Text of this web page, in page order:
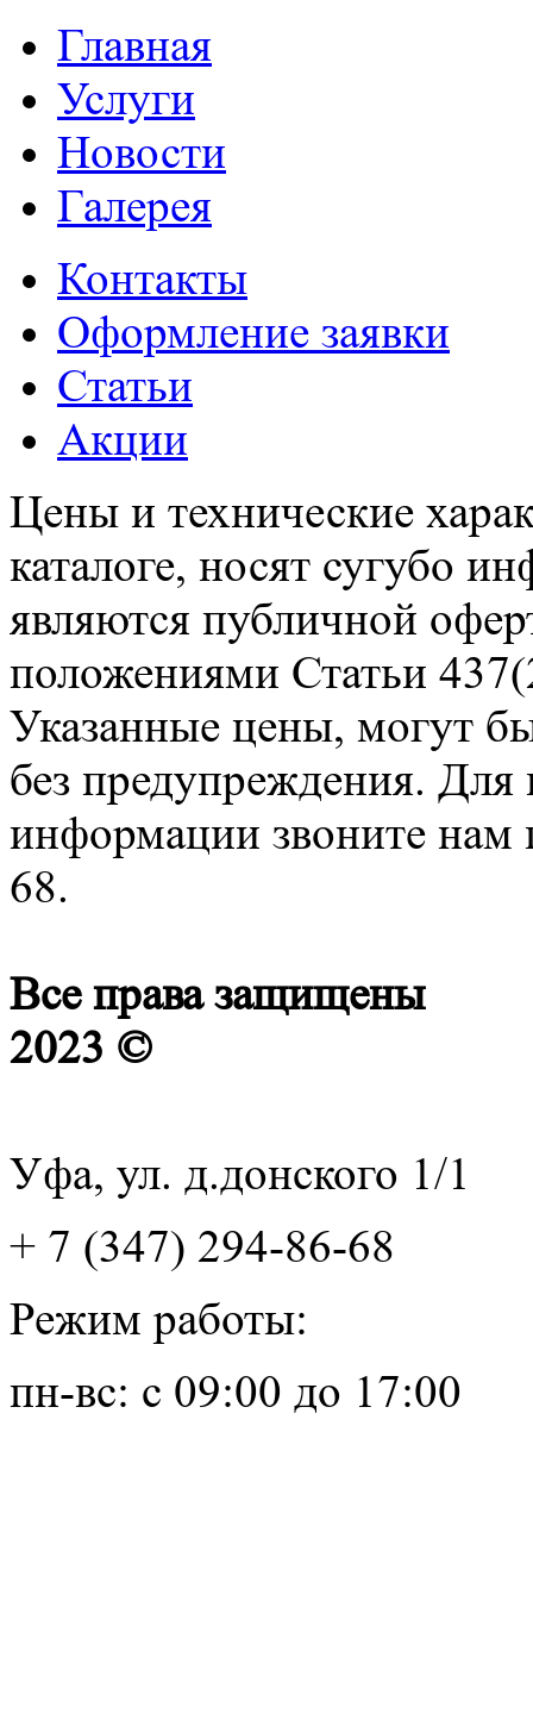
Главная
Услуги
Новости
Галерея
Контакты
Оформление заявки
Статьи
Акции
Цены и технические
каталоге, носят сугубо
являются публичной
положениями Статьи
Указанные цены, могут
без предупреждения.
информации звоните
68.
Все права защищены
2023 ©
Уфа, ул. д.донского 1/1
+ 7 (347) 294-86-68
Режим работы:
пн-вс: с 09:00 до 17:00